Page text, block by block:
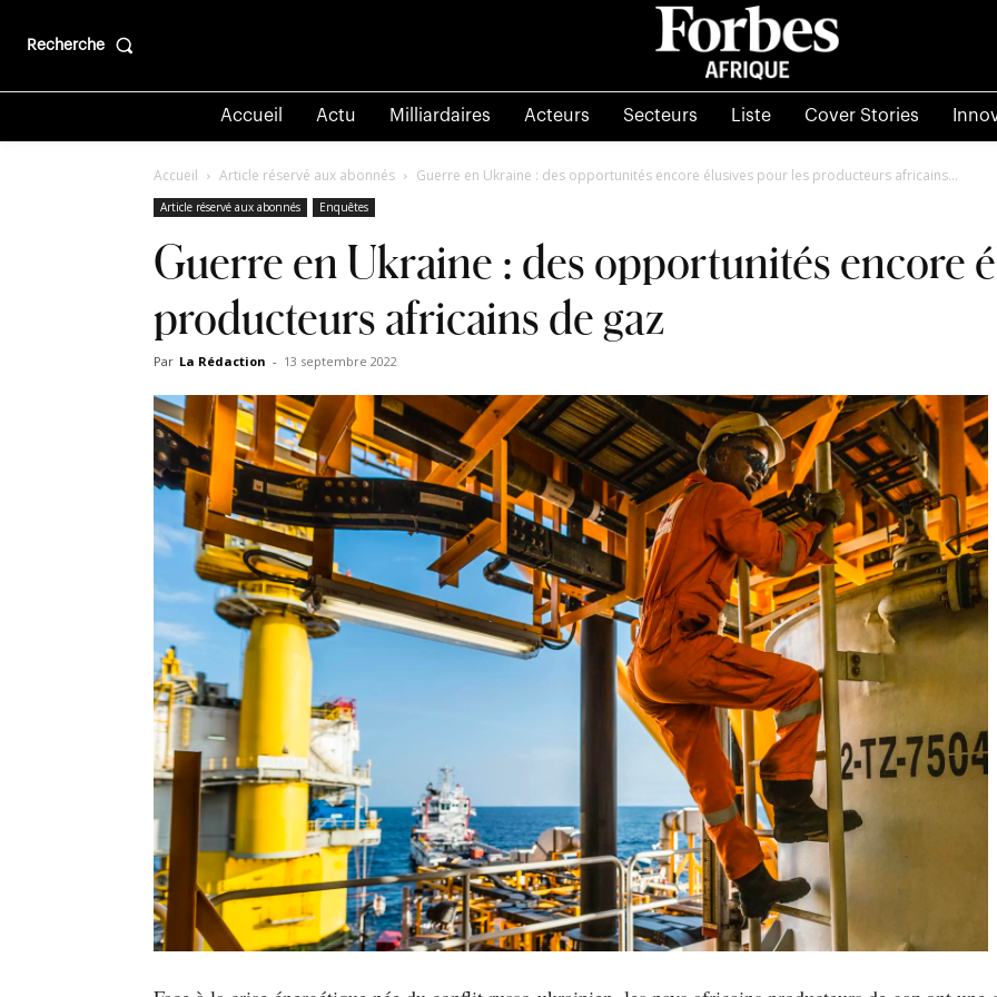
Recherche
Accueil Actu Milliardaires Acteurs Secteurs Liste Cover Stories
Accueil Article réservé aux abonnés Guerre en Ukraine : des opportunités encore élusives pour les producteurs africains...
Article réservé aux abonnés Enquêtes
Guerre en Ukraine : des opportunités encore
producteurs africains de gaz
Par La Rédaction - 13 septembre 2022